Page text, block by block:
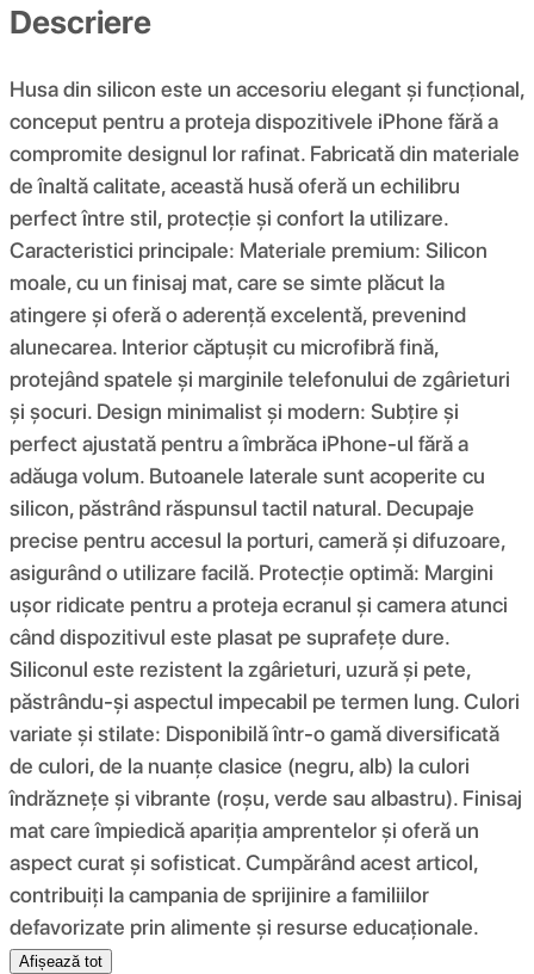
Descriere
Husa din silicon este un accesoriu elegant și funcțional,
conceput pentru a proteja dispozitivele iPhone fără a
compromite designul lor rafinat. Fabricată din materiale
de înaltă calitate, această husă oferă un echilibru
perfect între stil, protecție și confort la utilizare.
Caracteristici principale: Materiale premium: Silicon
moale, cu un finisaj mat, care se simte plăcut la
atingere și oferă o aderență excelentă, prevenind
alunecarea. Interior căptușit cu microfibră fină,
protejând spatele și marginile telefonului de zgârieturi
și șocuri. Design minimalist și modern: Subțire și
perfect ajustată pentru a îmbrăca iPhone-ul fără a
adăuga volum. Butoanele laterale sunt acoperite cu
silicon, păstrând răspunsul tactil natural. Decupaje
precise pentru accesul la porturi, cameră și difuzoare,
asigurând o utilizare facilă. Protecție optimă: Margini
ușor ridicate pentru a proteja ecranul și camera atunci
când dispozitivul este plasat pe suprafețe dure.
Siliconul este rezistent la zgârieturi, uzură și pete,
păstrându-și aspectul impecabil pe termen lung. Culori
variate și stilate: Disponibilă într-o gamă diversificată
de culori, de la nuanțe clasice (negru, alb) la culori
îndrăznețe și vibrante (roșu, verde sau albastru). Finisaj
mat care împiedică apariția amprentelor și oferă un
aspect curat și sofisticat. Cumpărând acest articol,
contribuiți la campania de sprijinire a familiilor
defavorizate prin alimente și resurse educaționale.
Afișează tot